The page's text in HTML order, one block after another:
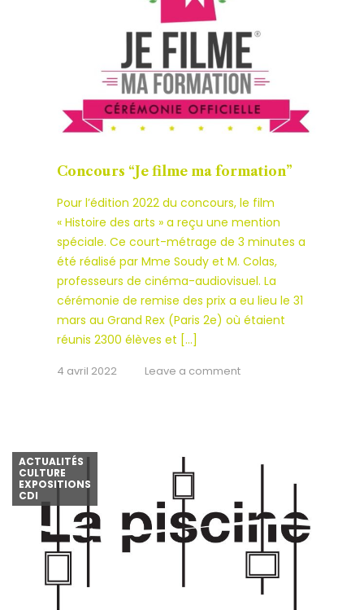
Concours “Je filme ma formation”
Pour l’édition 2022 du concours, le film
« Histoire des arts » a reçu une mention
spéciale. Ce court-métrage de 3 minutes a
été réalisé par Mme Soudy et M. Colas,
professeurs de cinéma-audiovisuel. La
cérémonie de remise des prix a eu lieu le 31
mars au Grand Rex (Paris 2e) où étaient
réunis 2300 élèves et […]
4 avril 2022 Leave a comment
ACTUALITÉS
CULTURE
EXPOSITIONS
CDI